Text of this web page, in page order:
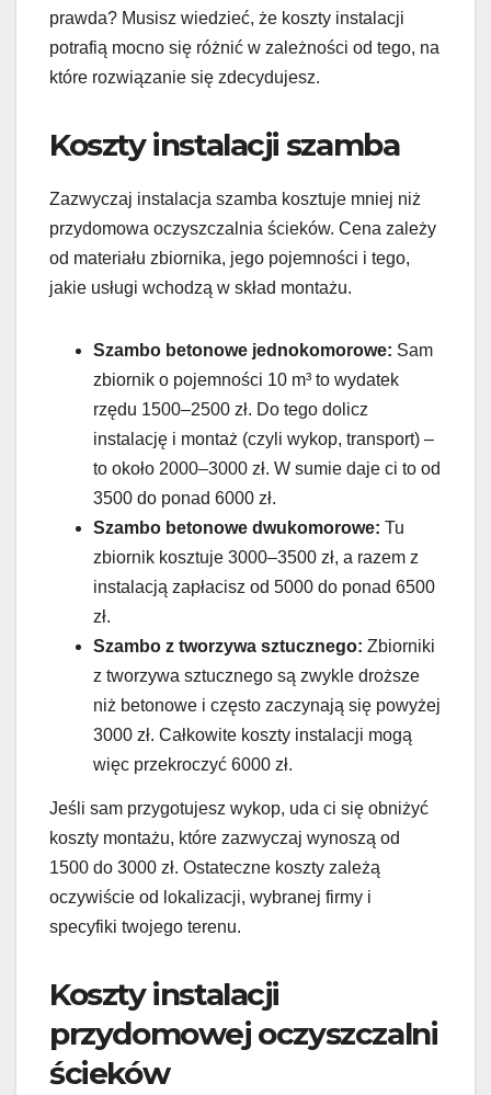
prawda? Musisz wiedzieć, że koszty instalacji
potrafią mocno się różnić w zależności od tego, na
które rozwiązanie się zdecydujesz.
Koszty instalacji szamba
Zazwyczaj instalacja szamba kosztuje mniej niż
przydomowa oczyszczalnia ścieków. Cena zależy
od materiału zbiornika, jego pojemności i tego,
jakie usługi wchodzą w skład montażu.
Szambo betonowe jednokomorowe: Sam
zbiornik o pojemności 10 m³ to wydatek
rzędu 1500–2500 zł. Do tego dolicz
instalację i montaż (czyli wykop, transport) –
to około 2000–3000 zł. W sumie daje ci to od
3500 do ponad 6000 zł.
Szambo betonowe dwukomorowe: Tu
zbiornik kosztuje 3000–3500 zł, a razem z
instalacją zapłacisz od 5000 do ponad 6500
zł.
Szambo z tworzywa sztucznego: Zbiorniki
z tworzywa sztucznego są zwykle droższe
niż betonowe i często zaczynają się powyżej
3000 zł. Całkowite koszty instalacji mogą
więc przekroczyć 6000 zł.
Jeśli sam przygotujesz wykop, uda ci się obniżyć
koszty montażu, które zazwyczaj wynoszą od
1500 do 3000 zł. Ostateczne koszty zależą
oczywiście od lokalizacji, wybranej firmy i
specyfiki twojego terenu.
Koszty instalacji
przydomowej oczyszczalni
ścieków